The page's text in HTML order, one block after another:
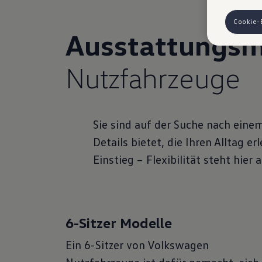
Nutzfahrzeuge
Sie sind auf der Suche nach
Details bietet, die Ihren Alltag
Einstieg – Flexibilität steht hier
6-Sitzer Modelle
Ein 6-Sitzer von Volkswagen
finden
Hinweis
Ihrem
VW
Cookie-